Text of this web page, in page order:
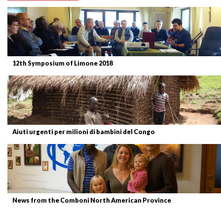
12th Symposium of Limone 2018
Aiuti urgenti per milioni di bambini del Congo
News from the Comboni North American Province